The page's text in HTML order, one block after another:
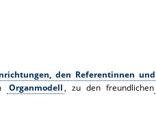
den Referentinnen und
Organmodell, zu den freundlichen